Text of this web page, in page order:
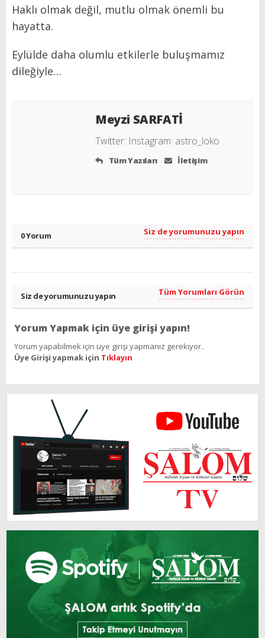
Haklı olmak değil, mutlu olmak önemli bu
hayatta.
Eylülde daha olumlu etkilerle buluşmamız
dileğiyle…
Meyzi SARFATİ
Twitter: Instagram: astro_loko
Tüm Yazıları İletişim
0 Yorum Siz de yorumunuzu yapın
Siz de yorumunuzu yapın Tüm Yorumları Görün
Yorum Yapmak için üye girişi yapın!
Yorum yapabilmek için üye girişi yapmanız gerekiyor..
Üye Girişi yapmak için Tıklayın